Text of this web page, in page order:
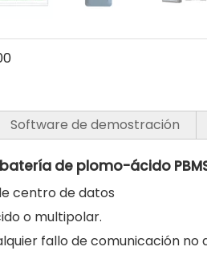
Software de demostración
de plomo-ácido
centro de datos
o multipolar.
fallo de comunicación